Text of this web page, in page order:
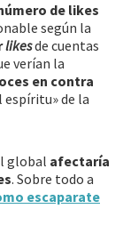
de likes
según la
likesde cuentas
verían la
en contra
espíritu» de la
global afectaría
. Sobre todo a
escaparate